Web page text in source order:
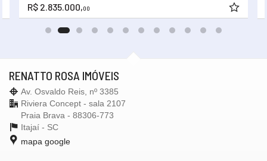
R$ 2.835.000,00
RENATTO ROSA IMÓVEIS
Av. Osvaldo Reis, nº 3385
Riviera Concept - sala 2107
Praia Brava - 88306-773
Itajaí - SC
mapa google